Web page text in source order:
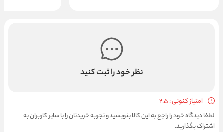
نظر خود را ثبت کنید
امتیاز کنونی : 2.5
لطفا دیدگاه خود را راجع به این کالا بنویسید و تجربه خریدتان را با سایر کاربران به
اشتراک بگذارید.